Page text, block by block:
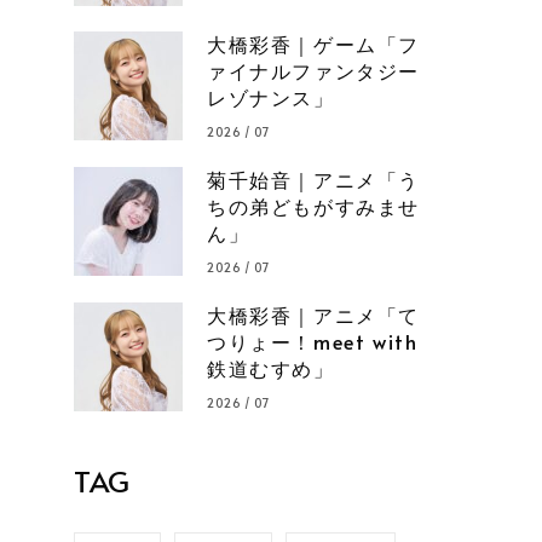
大橋彩香｜ゲーム「フ
ァイナルファンタジー
レゾナンス」
2026 / 07
菊千始音｜アニメ「う
ちの弟どもがすみませ
ん」
2026 / 07
大橋彩香｜アニメ「て
つりょー！meet with
鉄道むすめ」
2026 / 07
TAG